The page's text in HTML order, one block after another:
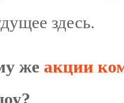
здесь.
же акции